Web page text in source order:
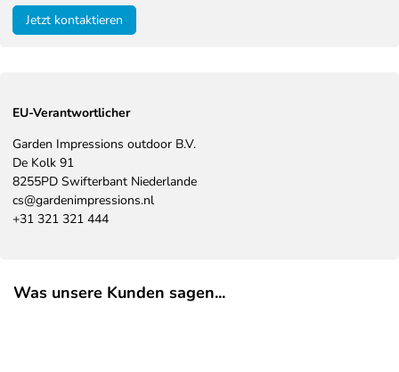
Jetzt kontaktieren
EU-Verantwortlicher
Garden Impressions outdoor B.V.
De Kolk 91
8255PD Swifterbant Niederlande
cs@gardenimpressions.nl
+31 321 321 444
Was unsere Kunden sagen...